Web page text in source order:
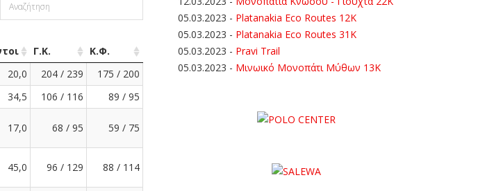
Γ.Κ.
Κ.Φ.
20,0 204 / 239
175 / 200
34,5 106 / 116
89 / 95
17,0 68 / 95 59 / 75
45,0 96 / 129 88 / 114
05.03.2023 - Platanakia Eco Routes 12K
05.03.2023 - Platanakia Eco Routes 31K
05.03.2023 - Pravi Trail
05.03.2023 - Μινωικό Μονοπάτι Μύθων 13Κ